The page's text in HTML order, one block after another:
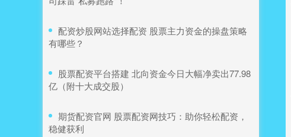
​配资炒股网站选择配资 股票主力资金的操盘策略
有哪些？
​股票配资平台搭建 北向资金今日大幅净卖出77.98
亿（附十大成交股）
​期货配资官网 股票配资网技巧：助你轻松配资，
稳健获利